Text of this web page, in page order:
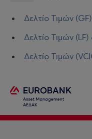
Δελτίο Τιμών
Δελτίο Τιμών
Δελτίο Τιμών